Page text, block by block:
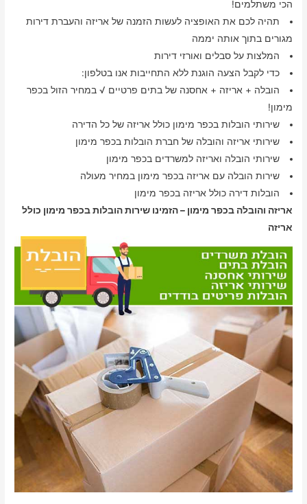
הכי משתלמים!
תהיה לכם את האופציה לעשות הזמנה של אריזה והעברת דירות
מגורים בתוך אותה יממה
המלצות על סבלים ואורזי דירות
כדי לקבל הצעה הוגנת ללא התחייבות אנו בטלפון:
הובלה + אריזה + אחסנה של בתים פרטיים √ במחיר הזול בכפר
מימון!
שירותי הובלות בכפר מימון כולל אריזה של כל הדירה
שירותי אריזה והובלה של חברת הובלות בכפר מימון
שירותי הובלה ואריזה למשרדים בכפר מימון
שירות הובלה עם אריזה בכפר מימון במחיר מעולה
הובלות דירה כולל אריזה בכפר מימון
אריזה והובלה בכפר מימון – הזמינו שירות הובלות בכפר מימון כולל
אריזה